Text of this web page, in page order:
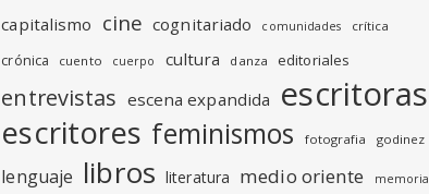
capitalismo cine cognitariado comunidades crítica
crónica cuento cuerpo cultura danza editoriales
entrevistas escena expandida escritoras
escritores feminismos fotografia godinez
lenguaje libros literatura medio oriente memoria